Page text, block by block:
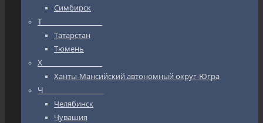
Симбирск
Т_________________
Татарстан
Тюмень
Х_________________
Ханты-Мансийский автономный округ-Югра
Ч_________________
Челябинск
Чувашия